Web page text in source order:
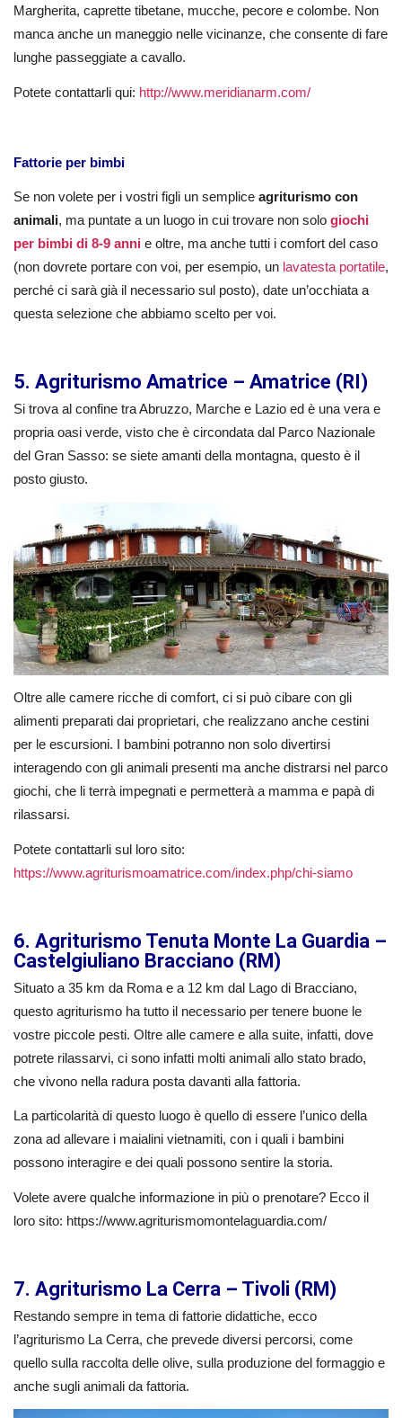
Margherita, caprette tibetane, mucche, pecore e colombe. Non
manca anche un maneggio nelle vicinanze, che consente di fare
lunghe passeggiate a cavallo.
Potete contattarli qui: http://www.meridianarm.com/
Fattorie per bimbi
Se non volete per i vostri figli un semplice agriturismo con
animali, ma puntate a un luogo in cui trovare non solo giochi
per bimbi di 8-9 anni e oltre, ma anche tutti i comfort del caso
(non dovrete portare con voi, per esempio, un lavatesta portatile,
perché ci sarà già il necessario sul posto), date un’occhiata a
questa selezione che abbiamo scelto per voi.
5. Agriturismo Amatrice – Amatrice (RI)
Si trova al confine tra Abruzzo, Marche e Lazio ed è una vera e
propria oasi verde, visto che è circondata dal Parco Nazionale
del Gran Sasso: se siete amanti della montagna, questo è il
posto giusto.
Oltre alle camere ricche di comfort, ci si può cibare con gli
alimenti preparati dai proprietari, che realizzano anche cestini
per le escursioni. I bambini potranno non solo divertirsi
interagendo con gli animali presenti ma anche distrarsi nel parco
giochi, che li terrà impegnati e permetterà a mamma e papà di
rilassarsi.
Potete contattarli sul loro sito:
https://www.agriturismoamatrice.com/index.php/chi-siamo
6. Agriturismo Tenuta Monte La Guardia –
Castelgiuliano Bracciano (RM)
Situato a 35 km da Roma e a 12 km dal Lago di Bracciano,
questo agriturismo ha tutto il necessario per tenere buone le
vostre piccole pesti. Oltre alle camere e alla suite, infatti, dove
potrete rilassarvi, ci sono infatti molti animali allo stato brado,
che vivono nella radura posta davanti alla fattoria.
La particolarità di questo luogo è quello di essere l’unico della
zona ad allevare i maialini vietnamiti, con i quali i bambini
possono interagire e dei quali possono sentire la storia.
Volete avere qualche informazione in più o prenotare? Ecco il
loro sito: https://www.agriturismomontelaguardia.com/
7. Agriturismo La Cerra – Tivoli (RM)
Restando sempre in tema di fattorie didattiche, ecco
l’agriturismo La Cerra, che prevede diversi percorsi, come
quello sulla raccolta delle olive, sulla produzione del formaggio e
anche sugli animali da fattoria.